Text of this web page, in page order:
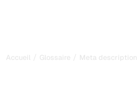
Accueil / Glossaire / Meta description